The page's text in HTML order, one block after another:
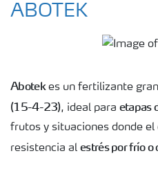
ABOTEK
Abotekes un fertilizante
(15-4-23), ideal para etapas
frutos y situaciones donde
resistencia al estrés por frío